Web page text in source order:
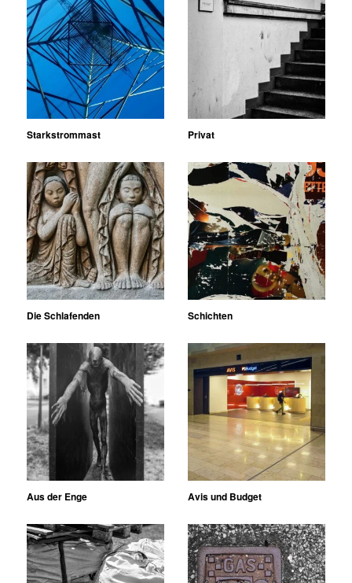
Starkstrommast Privat
Die Schlafenden Schichten
Aus der Enge Avis und Budget